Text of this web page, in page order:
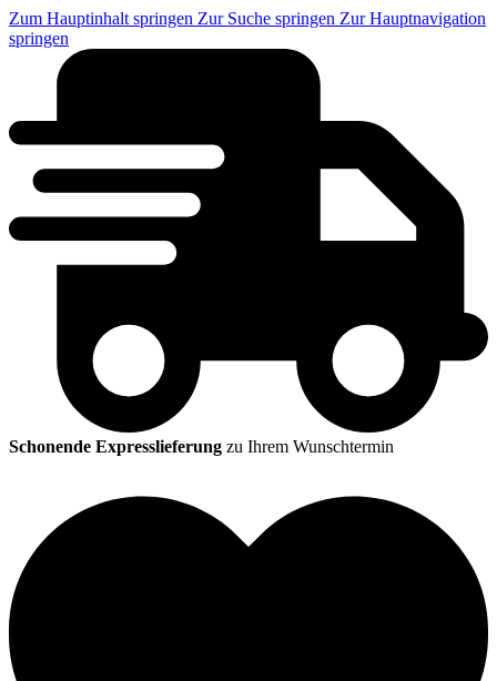
Zum Hauptinhalt springen Zur Suche springen Zur Hauptnavigation
springen
Schonende Expresslieferung zu Ihrem Wunschtermin